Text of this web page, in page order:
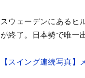
スウェーデンにあるヒ
が終了。日本勢で唯一
【スイング連続写真